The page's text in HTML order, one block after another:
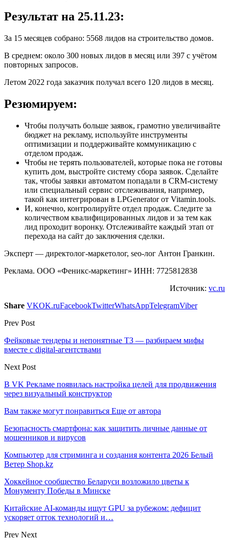
Результат на 25.11.23:
За 15 месяцев собрано: 5568 лидов на строительство домов.
В среднем: около 300 новых лидов в месяц или 397 с учётом
повторных запросов.
Летом 2022 года заказчик получал всего 120 лидов в месяц.
Резюмируем:
Чтобы получать больше заявок, грамотно увеличивайте
бюджет на рекламу, используйте инструменты
оптимизации и поддерживайте коммуникацию с
отделом продаж.
Чтобы не терять пользователей, которые пока не готовы
купить дом, выстройте систему сбора заявок. Сделайте
так, чтобы заявки автоматом попадали в CRM-систему
или специальный сервис отслеживания, например,
такой как интегрирован в LPGenerator от Vitamin.tools.
И, конечно, контролируйте отдел продаж. Следите за
количеством квалифицированных лидов и за тем как
лид проходит воронку. Отслеживайте каждый этап от
перехода на сайт до заключения сделки.
Эксперт — директолог-маркетолог, seo-лог Антон Гранкин.
Реклама. ООО «Феникс-маркетинг» ИНН: 7725812838
Источник: vc.ru
Share VKOK.ruFacebookTwitterWhatsAppTelegramViber
Prev Post
Фейковые тендеры и непонятные ТЗ — разбираем мифы
вместе с digital-агентствами
Next Post
В VK Рекламе появилась настройка целей для продвижения
через визуальный конструктор
Вам также могут понравиться Еще от автора
Безопасность смартфона: как защитить личные данные от
мошенников и вирусов
Компьютер для стриминга и создания контента 2026 Белый
Ветер Shop.kz
Хоккейное сообщество Беларуси возложило цветы к
Монументу Победы в Минске
Китайские AI-команды ищут GPU за рубежом: дефицит
ускоряет отток технологий и…
Prev Next